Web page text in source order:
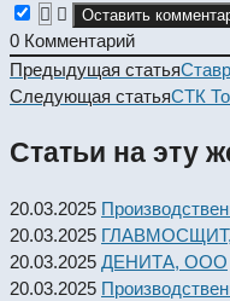
0 Комментарий
Read
more
Предыдущая статья
Следующая статьяСТК
Статьи на эту
20.03.2025
20.03.2025
20.03.2025 ДЕНИТА, ООО
20.03.2025